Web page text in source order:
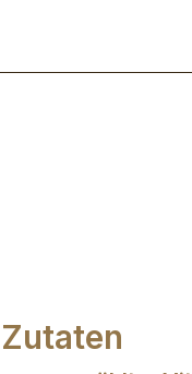
Zutaten